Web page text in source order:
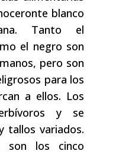
blanco
Tanto el
el negro son
pero son
para los
a ellos. Los
y se
tallos variados.
los cinco